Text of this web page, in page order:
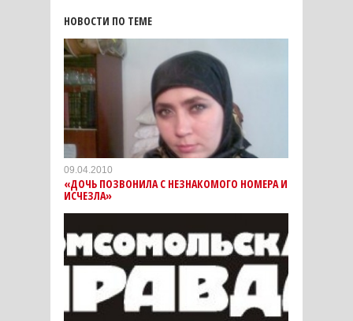
НОВОСТИ ПО ТЕМЕ
09.04.2010
«ДОЧЬ ПОЗВОНИЛА С НЕЗНАКОМОГО НОМЕРА И
ИСЧЕЗЛА»